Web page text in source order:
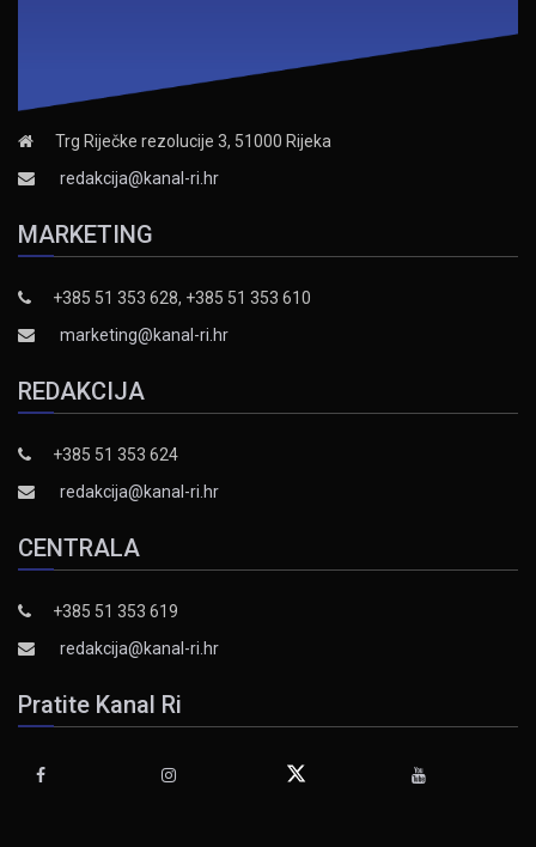
Trg Riječke rezolucije 3, 51000 Rijeka
redakcija@kanal-ri.hr
MARKETING
+385 51 353 628, +385 51 353 610
marketing@kanal-ri.hr
REDAKCIJA
+385 51 353 624
redakcija@kanal-ri.hr
CENTRALA
+385 51 353 619
redakcija@kanal-ri.hr
Pratite Kanal Ri